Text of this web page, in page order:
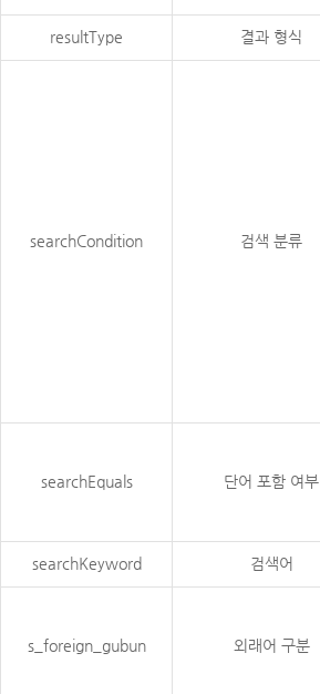
resultType 결과 형식
searchCondition 검색 분류
searchEquals 단어 포함 여부
searchKeyword 검색어
s_foreign_gubun 외래어 구분